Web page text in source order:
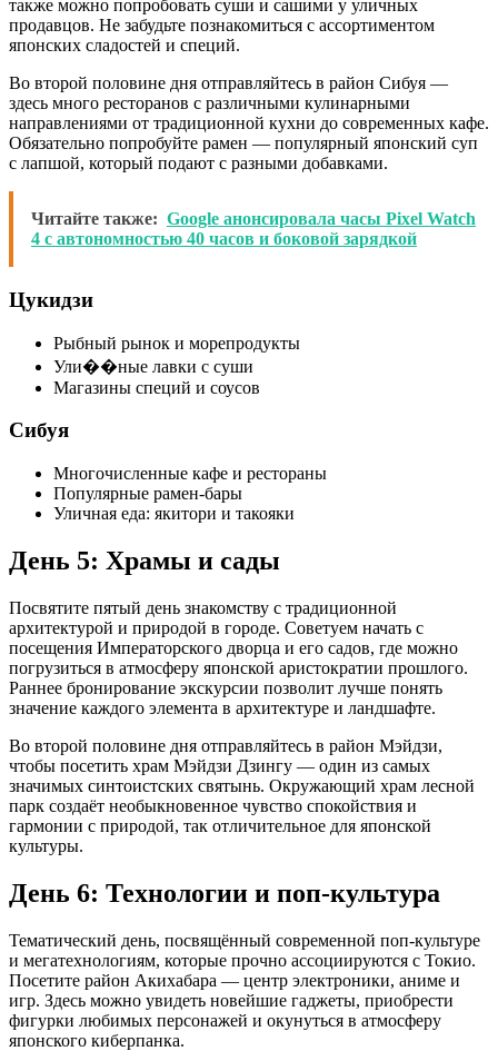
также можно попробовать суши и сашими у уличных
продавцов. Не забудьте познакомиться с ассортиментом
японских сладостей и специй.
Во второй половине дня отправляйтесь в район Сибуя —
здесь много ресторанов с различными кулинарными
направлениями от традиционной кухни до современных кафе.
Обязательно попробуйте рамен — популярный японский суп
с лапшой, который подают с разными добавками.
Читайте также: Google анонсировала часы Pixel Watch
4 с автономностью 40 часов и боковой зарядкой
Цукидзи
Рыбный рынок и морепродукты
Ули��ные лавки с суши
Магазины специй и соусов
Сибуя
Многочисленные кафе и рестораны
Популярные рамен-бары
Уличная еда: якитори и такояки
День 5: Храмы и сады
Посвятите пятый день знакомству с традиционной
архитектурой и природой в городе. Советуем начать с
посещения Императорского дворца и его садов, где можно
погрузиться в атмосферу японской аристократии прошлого.
Раннее бронирование экскурсии позволит лучше понять
значение каждого элемента в архитектуре и ландшафте.
Во второй половине дня отправляйтесь в район Мэйдзи,
чтобы посетить храм Мэйдзи Дзингу — один из самых
значимых синтоистских святынь. Окружающий храм лесной
парк создаёт необыкновенное чувство спокойствия и
гармонии с природой, так отличительное для японской
культуры.
День 6: Технологии и поп-культура
Тематический день, посвящённый современной поп-культуре
и мегатехнологиям, которые прочно ассоциируются с Токио.
Посетите район Акихабара — центр электроники, аниме и
игр. Здесь можно увидеть новейшие гаджеты, приобрести
фигурки любимых персонажей и окунуться в атмосферу
японского киберпанка.